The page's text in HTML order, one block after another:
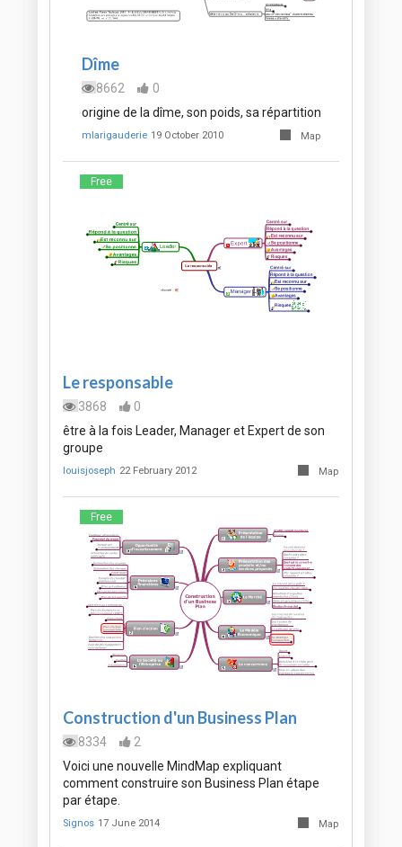
Dîme
8662
0
origine de la dîme, son poids, sa répartition
mlarigauderie 19 October 2010 Map
Free
Le responsable
3868
0
être à la fois Leader, Manager et Expert de son
groupe
louisjoseph 22 February 2012 Map
Free
Construction d'un Business Plan
8334
2
Voici une nouvelle MindMap expliquant
comment construire son Business Plan étape
par étape.
Signos 17 June 2014 Map